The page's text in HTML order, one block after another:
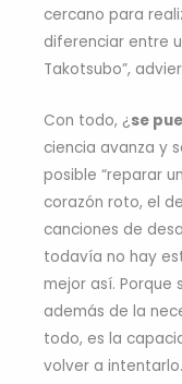
cercano para
diferenciar entre
Takotsubo”,
Con todo, ¿se
ciencia avanza y
posible “reparar
corazón roto, el
canciones de
todavía no hay
mejor así. Porque
además de la
todo, es la
volver a intentarlo.